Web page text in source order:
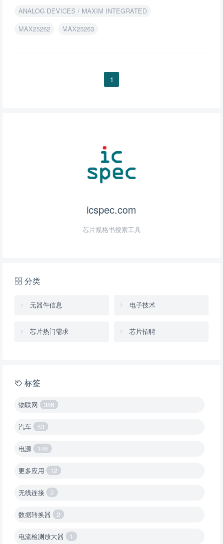
压应用。
ANALOG DEVICES / MAXIM INTEGRATED
MAX25262
MAX25263
1
icspec.com
芯片规格书搜索工具
分类
元器件信息 电子技术
芯片热门需求 芯片招聘
标签
物联网 386
汽车 53
电源 146
更多应用 12
无线连接 2
数据转换器 2
电流检测放大器 1